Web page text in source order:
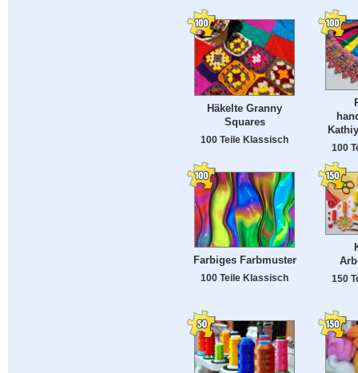
Häkelte Granny
Squares
100 Teile Klassisch
100
Farbiges Farbmuster
100 Teile Klassisch 150